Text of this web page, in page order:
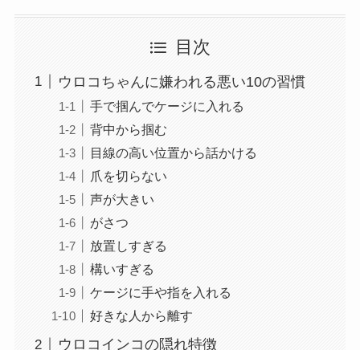
目次
ウロコちゃんに嫌われる悪い10の習慣
手で掴んでケージに入れる
背中から掴む
目線の高い位置から話かける
爪を切らない
声が大きい
がさつ
放置しすぎる
構いすぎる
ケージに手や指を入れる
好きな人から離す
ウロコインコの隠れ特徴